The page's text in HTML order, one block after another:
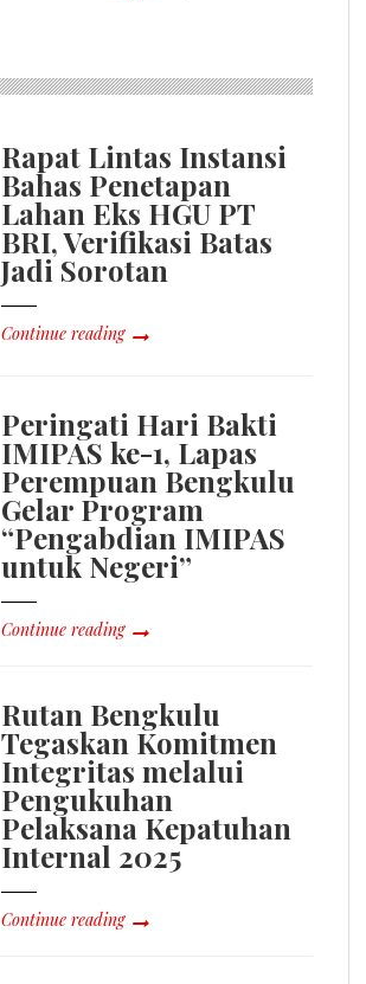
Rapat Lintas Instansi
Bahas Penetapan
Lahan Eks HGU PT
BRI, Verifikasi Batas
Jadi Sorotan
Continue reading
Peringati Hari Bakti
IMIPAS ke-1, Lapas
Perempuan Bengkulu
Gelar Program
“Pengabdian IMIPAS
untuk Negeri”
Continue reading
Rutan Bengkulu
Tegaskan Komitmen
Integritas melalui
Pengukuhan
Pelaksana Kepatuhan
Internal 2025
Continue reading